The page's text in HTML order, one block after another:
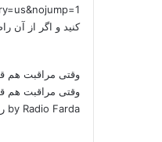
کنید و اگر از آن
وقتی مراقبت هم
وقتی مراقبت هم
by Radio Farda رادیو فردا